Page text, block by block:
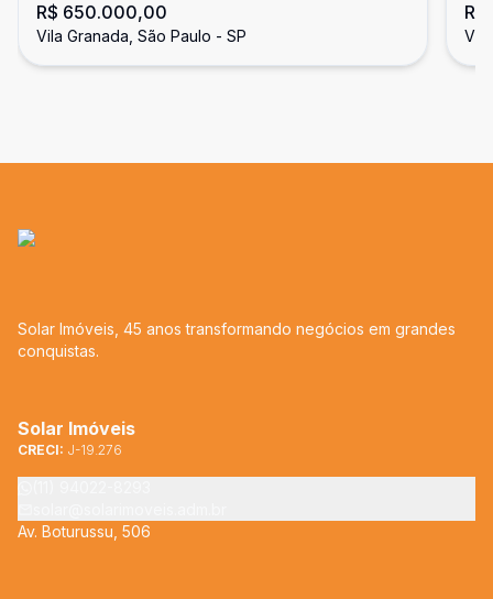
R$ 650.000,00
Vila Granada, São Paulo - SP
Solar Imóveis, 45 anos transformando negócios em grandes
conquistas.
Solar Imóveis
CRECI: J-19.276
Av. Boturussu, 506